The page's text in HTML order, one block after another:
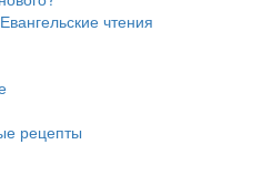
чтения
рецепты